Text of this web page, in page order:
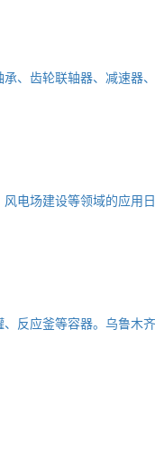
、齿轮联轴器、减速器
电场建设等领域的应用
应釜等容器。乌鲁木